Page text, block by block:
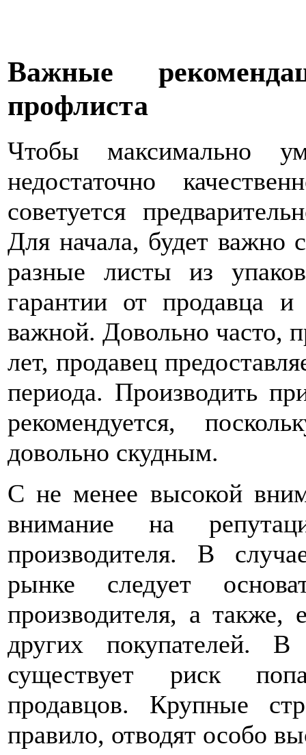
Важные
профлиста
Чтобы максимально
недостаточно
советуется
Для начала, будет важно
разные листы из
гарантии от продавца и
важной. Довольно часто,
лет, продавец
периода. Производить
рекомендуется,
довольно скудным.
С не менее высокой
внимание на
производителя. В
рынке следует
производителя, а также,
других покупателей.
существует риск
продавцов. Крупные
правило, отводят особо